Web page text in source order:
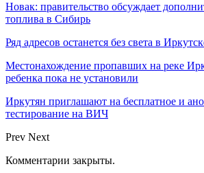
Новак: правительство обсуждает
топлива в Сибирь
Ряд адресов останется без света в
Местонахождение пропавших на реке
ребенка пока не установили
Иркутян приглашают на бесплатное и
тестирование на ВИЧ
Prev Next
Комментарии закрыты.